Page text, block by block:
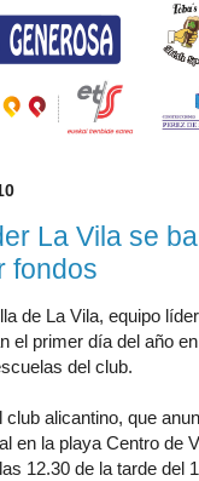
La Vila se
fondos
de La Vila, equipo
el primer día del año
del club.
alicantino, que
en la playa Centro de
12.30 de la tarde del